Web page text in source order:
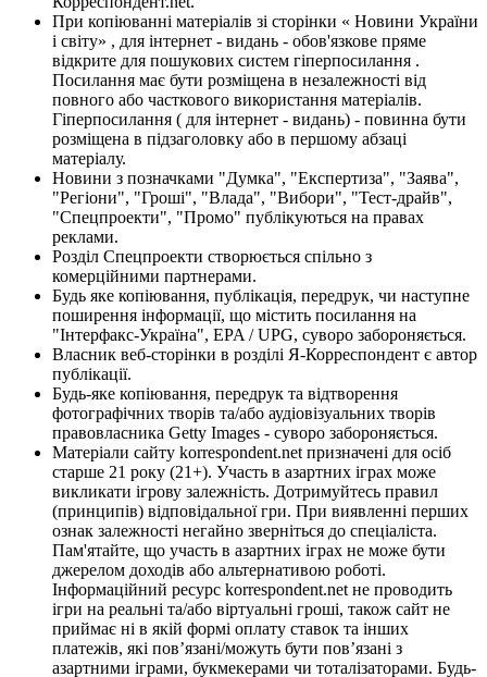
При копіюванні матеріалів зі сторінки « Новини України
і світу» , для інтернет - видань - обов'язкове пряме
відкрите для пошукових систем гіперпосилання .
Посилання має бути розміщена в незалежності від
повного або часткового використання матеріалів.
Гіперпосилання ( для інтернет - видань) - повинна бути
розміщена в підзаголовку або в першому абзаці
матеріалу.
Новини з позначками "Думка", "Експертиза", "Заява",
"Регіони", "Гроші", "Влада", "Вибори", "Тест-драйв",
"Спецпроекти", "Промо" публікуються на правах
реклами.
Розділ Спецпроекти створюється спільно з
комерційними партнерами.
Будь яке копіювання, публікація, передрук, чи наступне
поширення інформації, що містить посилання на
"Інтерфакс-Україна", EPA / UPG, суворо забороняється.
Власник веб-сторінки в розділі Я-Корреспондент є автор
публікації.
Будь-яке копіювання, передрук та відтворення
фотографічних творів та/або аудіовізуальних творів
правовласника Getty Images - суворо забороняється.
Матеріали сайту korrespondent.net призначені для осіб
старше 21 року (21+). Участь в азартних іграх може
викликати ігрову залежність. Дотримуйтесь правил
(принципів) відповідальної гри. При виявленні перших
ознак залежності негайно зверніться до спеціаліста.
Пам'ятайте, що участь в азартних іграх не може бути
джерелом доходів або альтернативою роботі.
Інформаційний ресурс korrespondent.net не проводить
ігри на реальні та/або віртуальні гроші, також сайт не
приймає ні в якій формі оплату ставок та інших
платежів, які пов’язані/можуть бути пов’язані з
азартними іграми, букмекерами чи тоталізаторами. Будь-